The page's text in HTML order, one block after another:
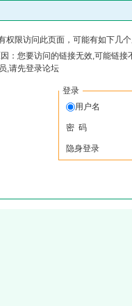
权限访问此页面，可能有如下几
：您要访问的链接无效,可能链接
,请先登录论坛
登录
用户名
密 码
隐身登录